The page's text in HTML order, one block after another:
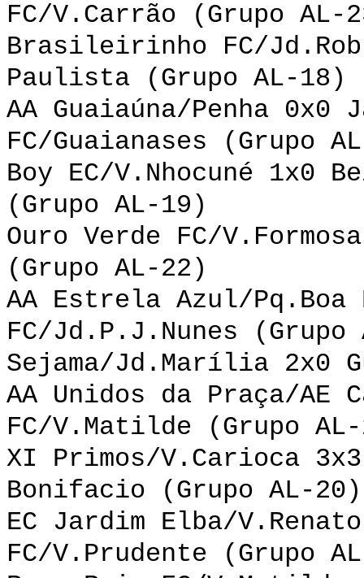
FC/V.Carrão (Grupo AL-
Brasileirinho FC/
Paulista (Grupo AL-18)
AA Guaiaúna/Penha 0x0
FC/Guaianases (Grupo
Boy EC/V.Nhocuné 1x0
(Grupo AL-19)
Ouro Verde FC/
(Grupo AL-22)
AA Estrela Azul/Pq.Boa
FC/Jd.P.J.Nunes (Grupo
Sejama/Jd.Marília 2x0
AA Unidos da Praça/AE
FC/V.Matilde (Grupo
XI Primos/V.Carioca
Bonifacio (Grupo AL-20)
EC Jardim Elba/
FC/V.Prudente (Grupo